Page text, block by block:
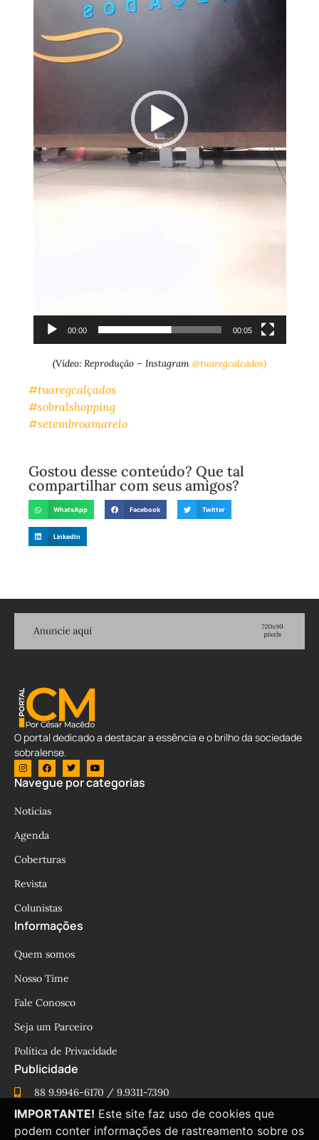
00:00 00:05
(Vídeo: Reprodução – Instagram @tuaregcalcados)
#tuaregcalçados
#sobralshopping
#setembroamarelo
Gostou desse conteúdo? Que tal
compartilhar com seus amigos?
WhatsApp Facebook Twitter
LinkedIn
O portal dedicado a destacar a essência e o brilho da sociedade
sobralense.
Navegue por categorias
Notícias
Agenda
Coberturas
Revista
Colunistas
Informações
Quem somos
Nosso Time
Fale Conosco
Seja um Parceiro
Política de Privacidade
Publicidade
88 9.9946-6170 / 9.9311-7390
cesinhamacedo@yahoo.com.br
IMPORTANTE! Este site faz uso de cookies que
podem conter informações de rastreamento sobre os